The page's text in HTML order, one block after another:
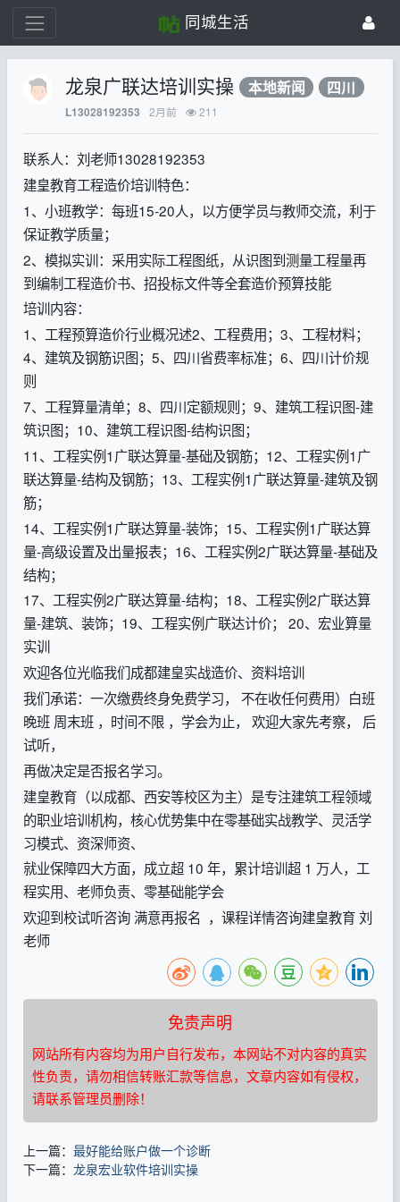
同城生活
龙泉广联达培训实操 本地新闻 四川
L13028192353 2月前 211
联系人：刘老师13028192353
建皇教育工程造价培训特色：
1、小班教学：每班15-20人，以方便学员与教师交流，利于
保证教学质量；
2、模拟实训：采用实际工程图纸，从识图到测量工程量再
到编制工程造价书、招投标文件等全套造价预算技能
培训内容：
1、工程预算造价行业概况述2、工程费用；3、工程材料；
4、建筑及钢筋识图；5、四川省费率标准；6、四川计价规
则
7、工程算量清单；8、四川定额规则；9、建筑工程识图-建
筑识图；10、建筑工程识图-结构识图；
11、工程实例1广联达算量-基础及钢筋；12、工程实例1广
联达算量-结构及钢筋；13、工程实例1广联达算量-建筑及钢
筋；
14、工程实例1广联达算量-装饰；15、工程实例1广联达算
量-高级设置及出量报表；16、工程实例2广联达算量-基础及
结构；
17、工程实例2广联达算量-结构；18、工程实例2广联达算
量-建筑、装饰；19、工程实例广联达计价； 20、宏业算量
实训
欢迎各位光临我们成都建皇实战造价、资料培训
我们承诺：一次缴费终身免费学习， 不在收任何费用）白班
晚班 周末班 ，时间不限 ，学会为止， 欢迎大家先考察， 后
试听，
再做决定是否报名学习。
建皇教育（以成都、西安等校区为主）是专注建筑工程领域
的职业培训机构，核心优势集中在零基础实战教学、灵活学
习模式、资深师资、
就业保障四大方面，成立超 10 年，累计培训超 1 万人，工
程实用、老师负责、零基础能学会
欢迎到校试听咨询 满意再报名 ，课程详情咨询建皇教育 刘
老师
免责声明
网站所有内容均为用户自行发布，本网站不对内容的真实
性负责，请勿相信转账汇款等信息，文章内容如有侵权，
请联系管理员删除！
上一篇： 最好能给账户做一个诊断
下一篇： 龙泉宏业软件培训实操